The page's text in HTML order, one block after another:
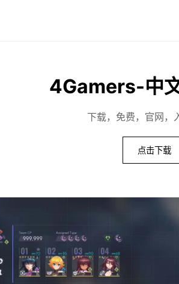
4Gamers-中
下载，免费，官网，
点击下载